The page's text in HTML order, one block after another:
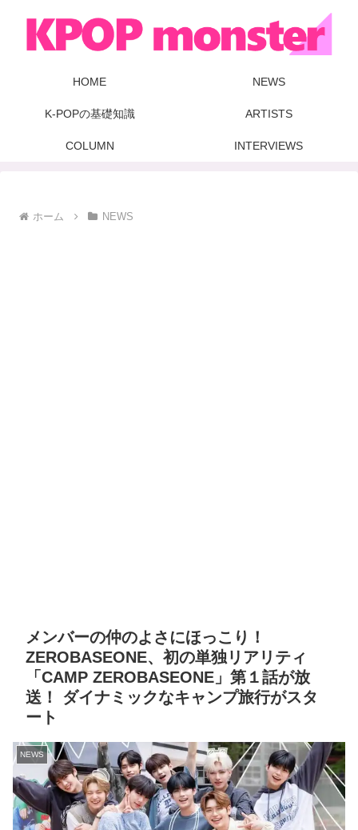
HOME NEWS
K-POPの基礎知識 ARTISTS
COLUMN INTERVIEWS
ホーム NEWS
メンバーの仲のよさにほっこり！
ZEROBASEONE、初の単独リアリティ
「CAMP ZEROBASEONE」第１話が放
送！ ダイナミックなキャンプ旅行がスタ
ート
NEWS